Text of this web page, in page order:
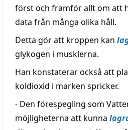
först och framför allt om att
data från många olika håll.
Detta gör att kroppen kan
glykogen i musklerna.
Han konstaterar också att
koldioxid i marken spricker.
- Den förespegling som
möjligheterna att kunna